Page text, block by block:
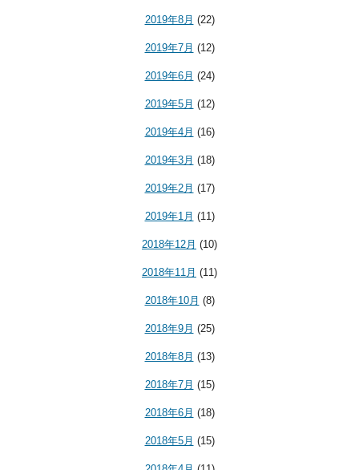
2019年8月 (22)
2019年7月 (12)
2019年6月 (24)
2019年5月 (12)
2019年4月 (16)
2019年3月 (18)
2019年2月 (17)
2019年1月 (11)
2018年12月 (10)
2018年11月 (11)
2018年10月 (8)
2018年9月 (25)
2018年8月 (13)
2018年7月 (15)
2018年6月 (18)
2018年5月 (15)